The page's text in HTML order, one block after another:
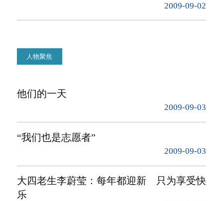
2009-09-02
人物聚焦
他们的一天
2009-09-03
“我们也是志愿者”
2009-09-03
大四老生李蔚莹：每年都迎新 只为享受快
乐